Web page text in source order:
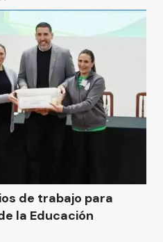
de trabajo para
la Educación